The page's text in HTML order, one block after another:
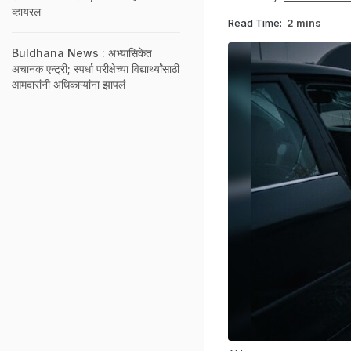
Read Time: 2 mins
व्हायरल
Buldhana News : अभ्यासिकेत
अचानक एन्ट्री; स्पर्धा परीक्षेच्या विद्यार्थ्यांसाठी
आमदारांनी अधिकाऱ्यांना झापलं